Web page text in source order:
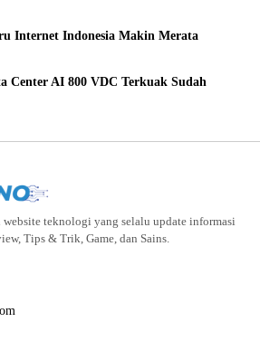
Internet Indonesia Makin Merata
Center AI 800 VDC Terkuak Sudah
teknologi yang selalu update informasi
Tips & Trik, Game, dan Sains.